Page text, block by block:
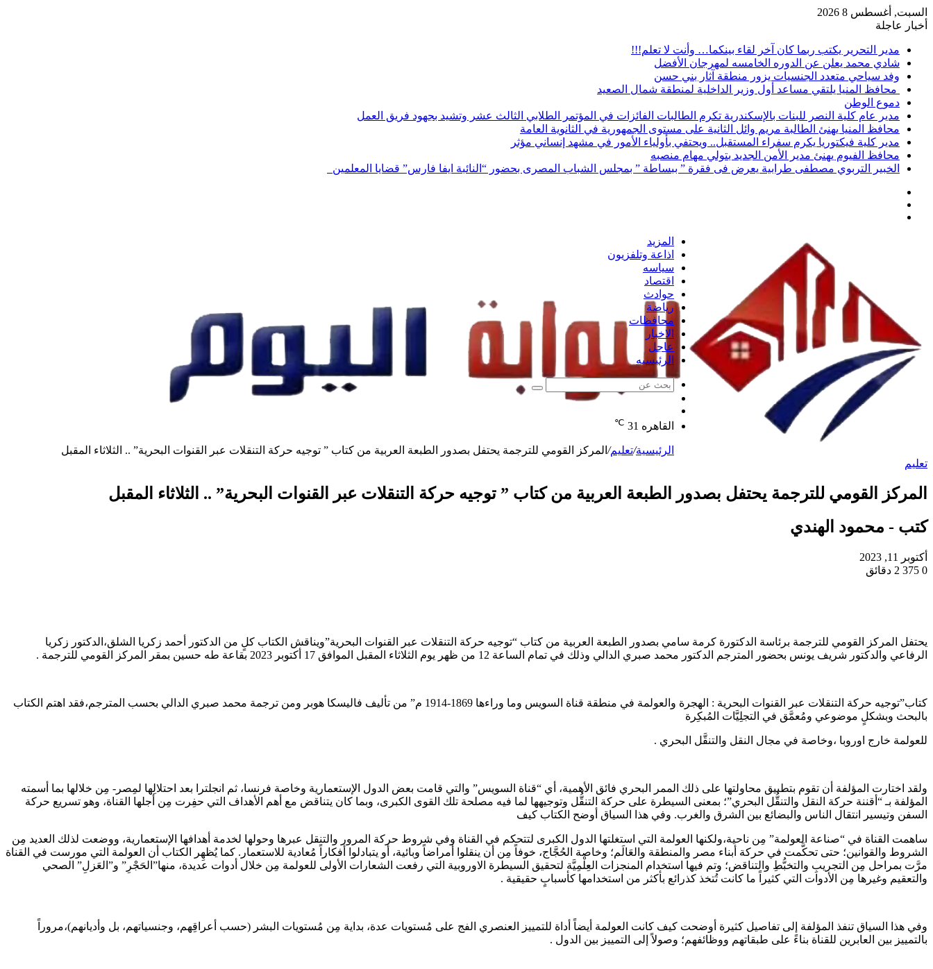
السبت, أغسطس 8 2026
أخبار عاجلة
مدير التحرير يكتب ربما كان آخر لقاء بينكما… وأنت لا تعلم!!!
شادي محمد يعلن عن الدوره الخامسه لمهرجان الأفضل
وفد سياحي متعدد الجنسيات يزور منطقة آثار بني حسن
محافظ المنيا يلتقي مساعد أول وزير الداخلية لمنطقة شمال الصعيد
دموع الوطن
مدير عام كلية النصر للبنات بالإسكندرية تكرم الطالبات الفائزات في المؤتمر الطلابي الثالث عشر وتشيد بجهود فريق العمل
محافظ المنيا يهنئ الطالبة مريم وائل الثانية على مستوى الجمهورية في الثانوية العامة
مدير كلية فيكتوريا يكرم سفراء المستقبل.. ويحتفي بأولياء الأمور في مشهد إنساني مؤثر
محافظ الفيوم يهنئ مدير الأمن الجديد بتولي مهام منصبه
الخبير التربوي مصطفى طرابية يعرض فى فقرة ” ببساطة ” بمجلس الشباب المصرى بحضور “النائبة ايفا فارس” قضايا المعلمين
المزيد
اذاعة وتلفزيون
سياسه
اقتصاد
حوادث
رياضة
محافظات
الاخبار
عاجل
الرئيسيه
بحث
عشوائي
القاهره 31
℃
الرئيسية/تعليم/ المركز القومي للترجمة يحتفل بصدور الطبعة العربية من كتاب ” توجيه حركة التنقلات عبر القنوات البحرية” .. الثلاثاء المقبل
تعليم
المركز القومي للترجمة يحتفل بصدور الطبعة العربية من كتاب ” توجيه حركة التنقلات عبر القنوات البحرية” .. الثلاثاء المقبل
كتب - محمود الهندي
أكتوبر 11, 2023
0
2 دقائق
يحتفل المركز القومي للترجمة برئاسة الدكتورة كرمة سامي بصدور الطبعة العربية من كتاب “توجيه حركة التنقلات عبر القنوات البحرية”ويناقش الكتاب كلٍ من الدكتور أحمد زكريا الشلق،الدكتور زكريا
الرفاعي والدكتور شريف يونس بحضور المترجم الدكتور محمد صبري الدالي وذلك في تمام الساعة 12 من ظهر يوم الثلاثاء المقبل الموافق 17 أكتوبر 2023 بقاعة طه حسين بمقر المركز القومي للترجمة .
كتاب”توجيه حركة التنقلات عبر القنوات البحرية : الهجرة والعولمة في منطقة قناة السويس وما وراءها 1869-1914 م” من تأليف فاليسكا هوبر ومن ترجمة محمد صبري الدالي بحسب المترجم،فقد اهتم الكتاب
بالبحث وبشكلٍ موضوعي ومُعمَّق في التجلِيَّات المُبكِرة
للعولمة خارج اوروبا ،وخاصة في مجال النقل والتنقَّل البحري .
ولقد اختارت المؤلفة أن تقوم بتطبيق محاولتها على ذلك الممر البحري فائق الأهمية، أي “قناة السويس” والتي قامت بعض الدول الإستعمارية وخاصة فرنسا، ثم انجلترا بعد احتلالِها لمِصر- مِن خلالها بما أسمته
المؤلفة بـ “أقننة حركة النقل والتنقُّل البحري”؛ بمعنى السيطرة على حركة التنقُّل وتوجيهها لما فيه مصلحة تلك القوى الكبرى، وبما كان يتناقض مع أهم الأهداف التي حفِرت مِن أجلها القناة، وهو تسريع حركة
السفن وتيسير انتقال الناس والبضائع بين الشرق والغرب. وفي هذا السياق أوضح الكتاب كيف
ساهمت القناة في “صناعة العولمة” مِن ناحية،ولكنها العولمة التي استغلتها الدول الكبرى لتتحكم في القناة وفي شروط حركة المرور والتنقل عبرها وحولها لخدمة أهدافها الإستعمارية، ووضعت لذلك العديد مِن
الشروط والقوانين؛ حتى تحكَّمت في حركة أبناء مصر والمنطقة والعَالَم؛ وخاصة الحُجَّاج، خوفاً مِن أن ينقلوا أمراضاً وبائية، أو يتبادلوا أفكاراً مُعادية للاستعمار. كما يُظهِر الكتاب أن العولمة التي مورست في القناة
مرَّت بمراحل مِن التجريبِ والتخبُّطِ والتناقض؛ وتم فيها استخدام المنجزات العِلْمِيَّة لتحقيق السيطرة الاوروبية التي رفعت الشعارات الأولى للعولمة مِن خلال أدوات عديدة، منها”الحَجْرِ” و”العَزلِ” الصحي
والتعقيم وغيرها مِن الأدوات التي كثيراً ما كانت تُتخذ كذرائع بأكثر من استخدامها كأسبابٍ حقيقية .
وفي هذا السياق تنفذ المؤلفة إلى تفاصيل كثيرة أوضحت كيف كانت العولمة أيضاً أداة للتمييز العنصري الفج على مُستويات عدة، بداية مِن مُستويات البشر (حسب أعراقِهم، وجنسياتهم، بل وأديانهم)،مروراً
بالتمييز بين العابرين للقناة بناءً على طبقاتهم ووظائفهم؛ وصولاً إلى التمييز بين الدول .